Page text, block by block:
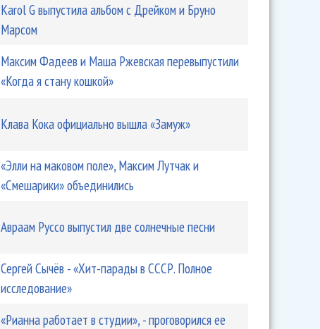
Karol G выпустила альбом с Дрейком и Бруно
Марсом
Максим Фадеев и Маша Ржевская перевыпустили
«Когда я стану кошкой»
Клава Кока официально вышла «Замуж»
«Элли на маковом поле», Максим Лутчак и
«Смешарики» объединились
Авраам Руссо выпустил две солнечные песни
Сергей Сычёв - «Хит-парады в СССР. Полное
исследование»
«Рианна работает в студии», - проговорился ее